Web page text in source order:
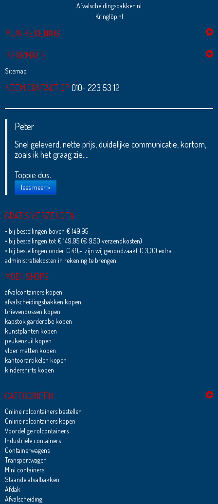
Afvalscheidingsbakken.nl
Kringlöp.nl
MIJN REKENING
INFORMATIE
Sitemap
NEEM CONTACT OP 010- 223 53 12
Peter
Snel geleverd, nette prijs, duidelijke communicatie, kortom,
zoals ik het graag zie....
Toppie dus.
lees meer »
GRATIS VERZENDEN
• bij bestellingen boven € 149,95
• bij bestellingen tot € 149,95 (€ 9,50 verzendkosten)
• bij bestellingen onder € 49,-. zijn wij genoodzaakt € 3,00 extra
administratiekosten in rekening te brengen
MODII SHOPS
afvalcontainers kopen
afvalscheidingsbakken kopen
brievenbussen kopen
kapstok garderobe kopen
kunstplanten kopen
peukenzuil kopen
vloer matten kopen
kantoorartikelen kopen
kindershirts kopen
CATEGORIEËN
Online rolcontainers bestellen
Online rolcontainers kopen
Voordelige rolcontainers
Industriële containers
Containerwagens
Transportwagen
Mini containers
Staande afvalbakken
Afdak
Afvalscheiding